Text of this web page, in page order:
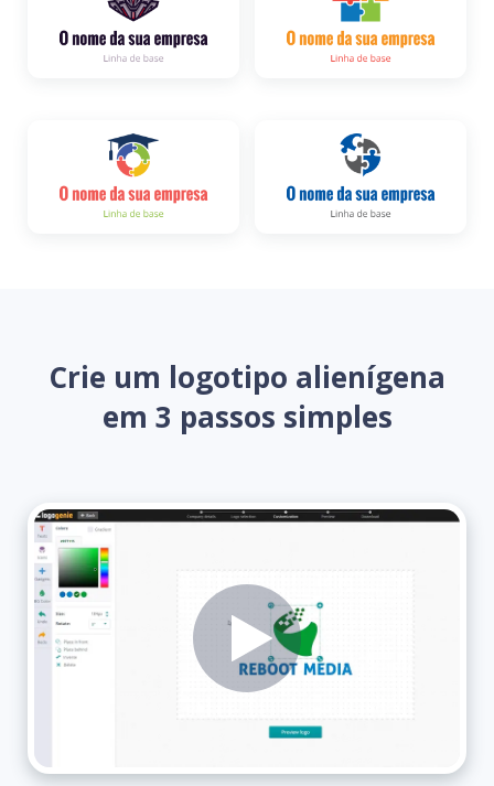
Crie um logotipo alienígena
em 3 passos simples